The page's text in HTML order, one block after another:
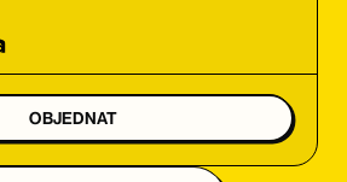
OBJEDNAT